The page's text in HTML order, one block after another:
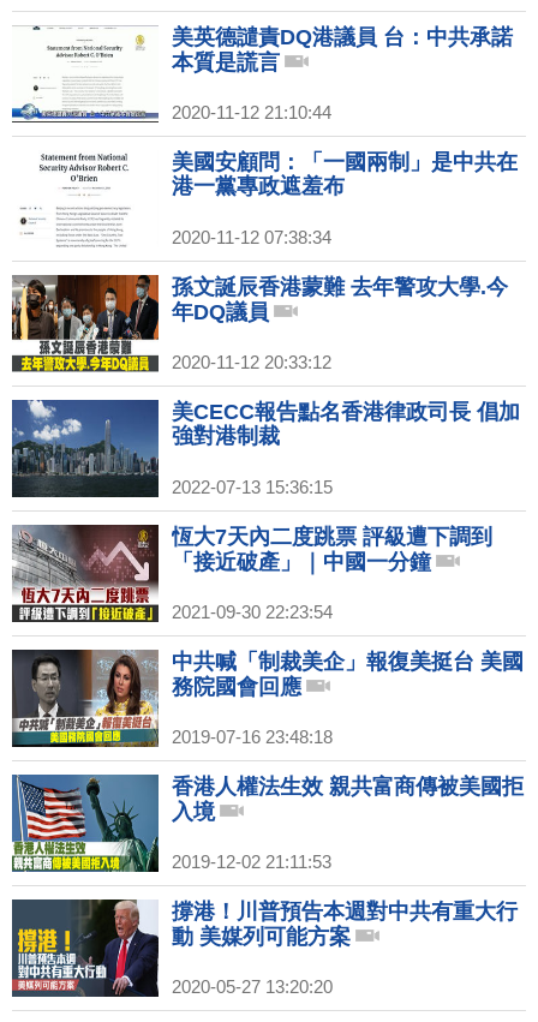
美英德譴責DQ港議員 台：中共承諾
本質是謊言
2020-11-12 21:10:44
美國安顧問：「一國兩制」是中共在
港一黨專政遮羞布
2020-11-12 07:38:34
孫文誕辰香港蒙難 去年警攻大學.今
年DQ議員
2020-11-12 20:33:12
美CECC報告點名香港律政司長 倡加
強對港制裁
2022-07-13 15:36:15
恆大7天內二度跳票 評級遭下調到
「接近破產」｜中國一分鐘
2021-09-30 22:23:54
中共喊「制裁美企」報復美挺台 美國
務院國會回應
2019-07-16 23:48:18
香港人權法生效 親共富商傳被美國拒
入境
2019-12-02 21:11:53
撐港！川普預告本週對中共有重大行
動 美媒列可能方案
2020-05-27 13:20:20